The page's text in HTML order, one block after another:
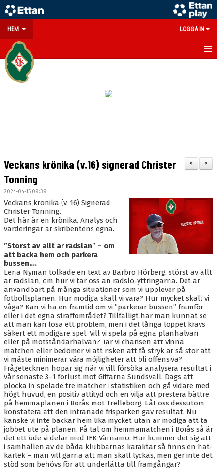
HEM LOGGA IN
GÅ PÅ MATCH
DOKUMENT
BLI MEDLEM
VÅRA LAG/TRÄNARE
GAMLA AIK
>
<
Veckans krönika (v.16) signerad Christer
Tonning
2024-04-15 09:39
Veckans krönika (v. 16) Signerad
Christer Tonning.
Det här är en krönika. Analys och
värderingar är skribentens egna.
”Störst av allt är rädslan” – om
att backa hem och parkera
bussen….
Lena Nyman tolkade en text av Barbro Hörberg, störst av allt
är rädslan, om hur vi tar oss an rädslo-yttringarna. Det är
användbart på många situationer som vi upplever på
fotbollsplanen. Hur modiga skall vi vara? Hur mycket skall vi
våga? Kan vi ha en framtid om vi ”parkerar bussen” framför
eller i det egna straffområdet? Tillfälligt har man kunnat se
att man kan lösa ett problem, men i det långa loppet krävs
säkert ett modigare spel. Vill vi spela på egna planhalvan
eller på motståndarhalvan? Tar vi chansen att vinna
matchen eller bedömer vi att risken att få stryk är så stor att
vi måste minimerar våra möjligheter att bli offensiva?
Frågetecknen hopar sig när vi vill försöka analysera resultat i
vår senaste 3–1 förlust mot Giffarna Sundsvall. Dags att
plocka in spelade tre matcher i statistiken och gå vidare med
högt huvud, en positiv attityd och en vilja att prestera bättre
på hemmaplanen i Borås mot Trelleborg. Låt oss dessutom
konstatera att den intränade frisparken gav resultat. Nu
kanske vi inte backar hem lika mycket utan är modiga att ta
jobbet ute på planen. På tal om hemmamatchen i Borås så är
det ett öde vi delar med IFK Värnamo. Hur kommer det sig att
i samhällen av de båda klubbarnas karaktär så finns en hat-
kärlek – man vill gärna att man skall lyckas, men ger inte det
stöd som behövs för att underlätta till framgångar?